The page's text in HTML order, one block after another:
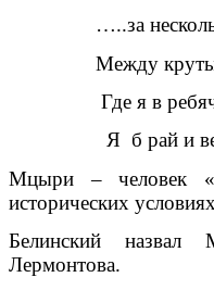
…..за
Между крутых и
Где я в
Я б рай и
Мцыри – человек
исторических
Белинский
Лермонтова.